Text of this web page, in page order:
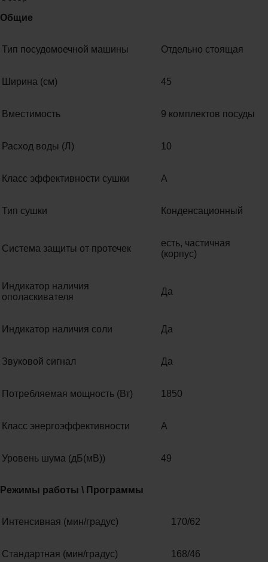
Общие
Тип посудомоечной машины Отдельно стоящая
Ширина (см) 45
Вместимость 9 комплектов посуды
Расход воды (Л) 10
Класс эффективности сушки A
Тип сушки Конденсационный
Система защиты от протечек
есть, частичная
(корпус)
Индикатор наличия
ополаскивателя
Да
Индикатор наличия соли Да
Звуковой сигнал Да
Потребляемая мощность (Вт) 1850
Класс энергоэффективности A
Уровень шума (дБ(мВ)) 49
Режимы работы \ Программы
Интенсивная (мин/градус) 170/62
Стандартная (мин/градус) 168/46